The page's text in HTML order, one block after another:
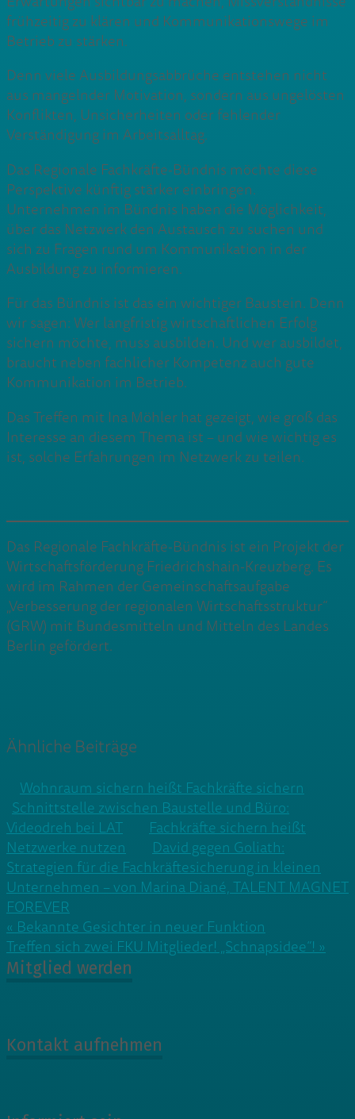
frühzeitig zu klären und Kommunikationswege im
Betrieb zu stärken.
Denn viele Ausbildungsabbrüche entstehen nicht
aus mangelnder Motivation, sondern aus ungelösten
Konflikten, Unsicherheiten oder fehlender
Verständigung im Arbeitsalltag.
Das Regionale Fachkräfte-Bündnis möchte diese
Perspektive künftig stärker einbringen.
Unternehmen im Bündnis haben die Möglichkeit,
über das Netzwerk den Austausch zu suchen und
sich zu Fragen rund um Kommunikation in der
Ausbildung zu informieren.
Für das Bündnis ist das ein wichtiger Baustein. Denn
wir sagen: Wer langfristig wirtschaftlichen Erfolg
sichern möchte, muss ausbilden. Und wer ausbildet,
braucht neben fachlicher Kompetenz auch gute
Kommunikation im Betrieb.
Das Treffen mit Ina Möhler hat gezeigt, wie groß das
Interesse an diesem Thema ist – und wie wichtig es
ist, solche Erfahrungen im Netzwerk zu teilen.
Das Regionale Fachkräfte-Bündnis ist ein Projekt der
Wirtschaftsförderung Friedrichshain-Kreuzberg. Es
wird im Rahmen der Gemeinschaftsaufgabe
„Verbesserung der regionalen Wirtschaftsstruktur“
(GRW) mit Bundesmitteln und Mitteln des Landes
Berlin gefördert.
Ähnliche Beiträge
Wohnraum sichern heißt Fachkräfte sichern
Schnittstelle zwischen Baustelle und Büro:
Videodreh bei LAT
Fachkräfte sichern heißt
Netzwerke nutzen
David gegen Goliath:
Strategien für die Fachkräftesicherung in kleinen
Unternehmen – von Marina Diané, TALENT MAGNET
FOREVER
Beitragsnavigation
« Bekannte Gesichter in neuer Funktion
Treffen sich zwei FKU Mitglieder! „Schnapsidee“! »
Mitglied werden
Kontakt aufnehmen